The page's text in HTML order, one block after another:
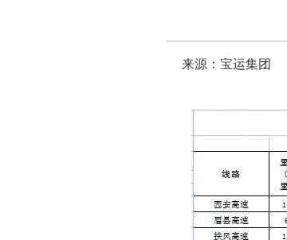
来源：宝运集团